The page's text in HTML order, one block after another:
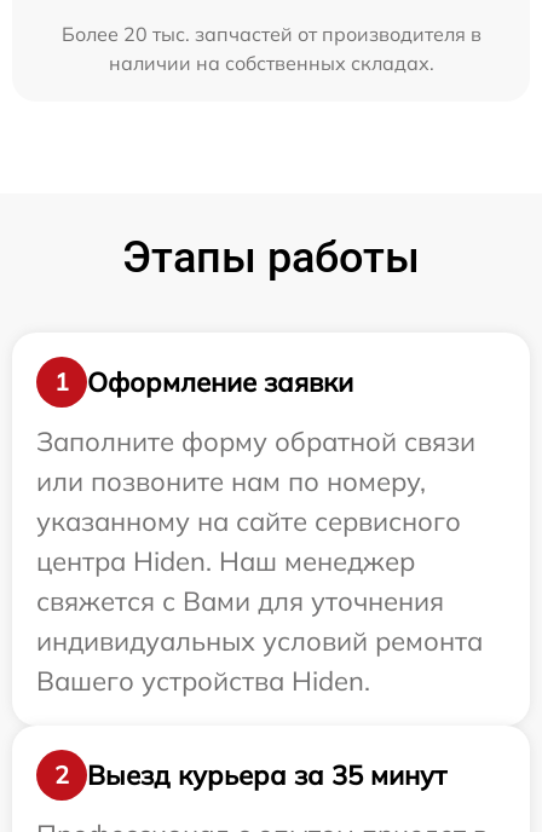
Более 20 тыс. запчастей от производителя в
наличии на собственных складах.
Этапы работы
1
Оформление заявки
Заполните форму обратной связи
или позвоните нам по номеру,
указанному на сайте сервисного
центра Hiden. Наш менеджер
свяжется с Вами для уточнения
индивидуальных условий ремонта
Вашего устройства Hiden.
2
Выезд курьера за 35 минут